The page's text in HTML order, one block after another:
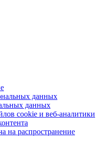
данных
данных
cookie и веб-аналитики
на распространение